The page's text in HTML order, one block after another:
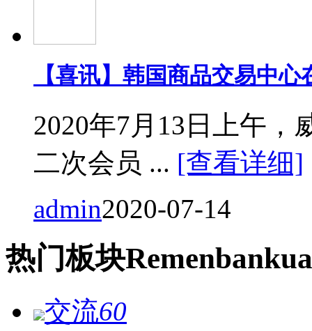
【喜讯】韩国商品交易中
2020年7月13日上午，
二次会员 ... [查看详细]
admin2020-07-14
热门板块Remen
交流60